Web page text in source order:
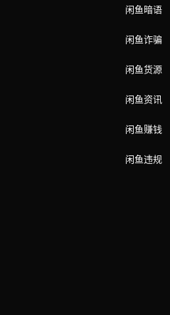
闲鱼暗语
闲鱼诈骗
闲鱼货源
闲鱼资讯
闲鱼赚钱
闲鱼违规